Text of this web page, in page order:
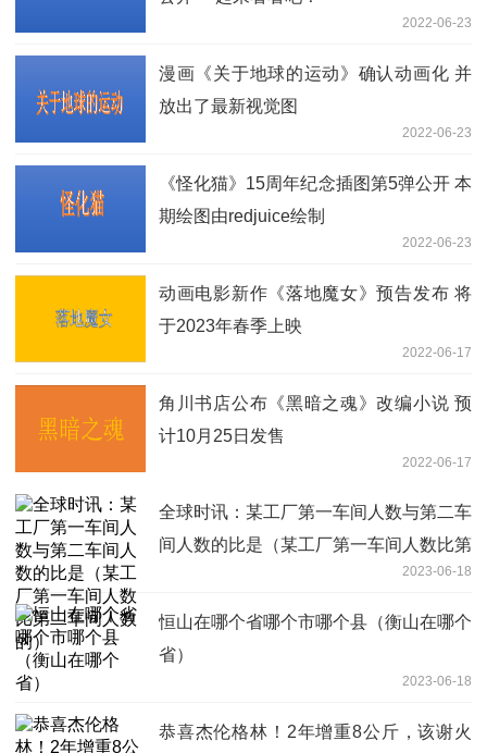
2022-06-23
漫画《关于地球的运动》确认动画化 并
放出了最新视觉图
2022-06-23
《怪化猫》15周年纪念插图第5弹公开 本
期绘图由redjuice绘制
2022-06-23
动画电影新作《落地魔女》预告发布 将
于2023年春季上映
2022-06-17
角川书店公布《黑暗之魂》改编小说 预
计10月25日发售
2022-06-17
全球时讯：某工厂第一车间人数与第二车
间人数的比是（某工厂第一车间人数比第
2023-06-18
恒山在哪个省哪个市哪个县（衡山在哪个
省）
2023-06-18
恭喜杰伦格林！2年增重8公斤，该谢火